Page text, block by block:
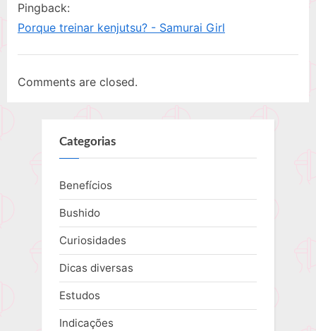
Pingback:
Porque treinar kenjutsu? - Samurai Girl
Comments are closed.
Categorias
Benefícios
Bushido
Curiosidades
Dicas diversas
Estudos
Indicações